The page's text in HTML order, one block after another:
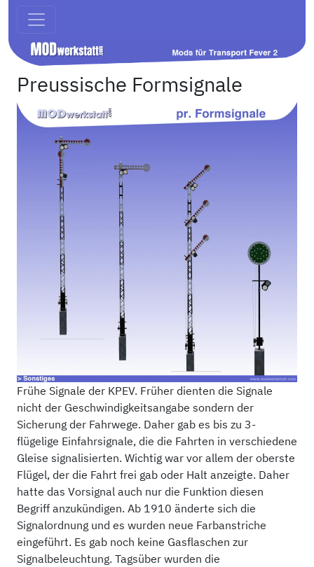
Preussische Formsignale
Frühe Signale der KPEV. Früher dienten die Signale
nicht der Geschwindigkeitsangabe sondern der
Sicherung der Fahrwege. Daher gab es bis zu 3-
flügelige Einfahrsignale, die die Fahrten in verschiedene
Gleise signalisierten. Wichtig war vor allem der oberste
Flügel, der die Fahrt frei gab oder Halt anzeigte. Daher
hatte das Vorsignal auch nur die Funktion diesen
Begriff anzukündigen. Ab 1910 änderte sich die
Signalordnung und es wurden neue Farbanstriche
eingeführt. Es gab noch keine Gasflaschen zur
Signalbeleuchtung. Tagsüber wurden die